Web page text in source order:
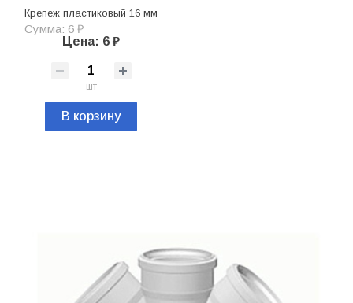
Крепеж пластиковый 16 мм
Сумма: 6 ₽
Цена: 6 ₽
шт
В корзину